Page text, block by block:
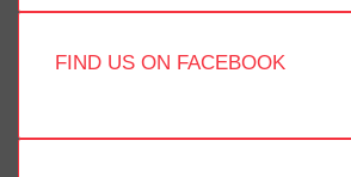
FIND US ON FACEBOOK